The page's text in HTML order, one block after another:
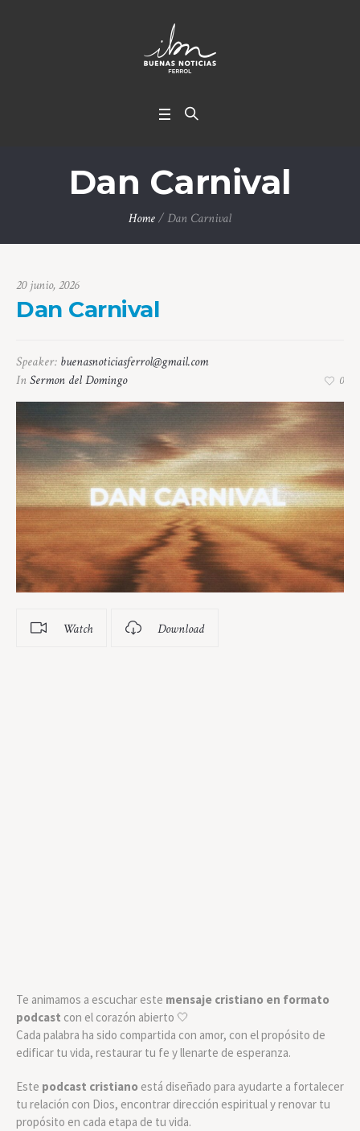
Dan Carnival
Home/Dan Carnival
20 junio, 2026
Dan Carnival
Speaker: buenasnoticiasferrol@gmail.com
InSermon del Domingo 0
Watch Download
Te animamos a escuchar este mensaje cristiano en formato
podcast con el corazón abierto 🤍
Cada palabra ha sido compartida con amor, con el propósito de
edificar tu vida, restaurar tu fe y llenarte de esperanza.
Este podcast cristiano está diseñado para ayudarte a fortalecer
tu relación con Dios, encontrar dirección espiritual y renovar tu
propósito en cada etapa de tu vida.